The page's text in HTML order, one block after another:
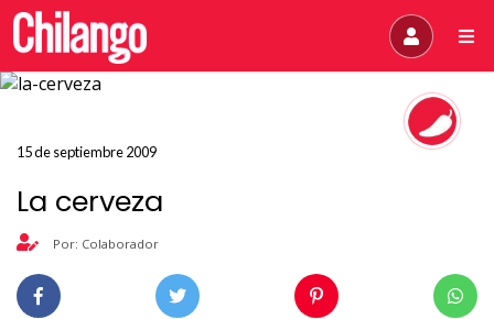
15 de septiembre 2009
La cerveza
Por: Colaborador